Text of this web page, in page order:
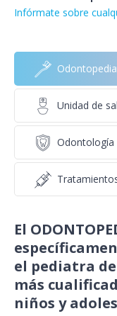
Infórmate sobre
Unidad de
Odontología
El
el pediatra
más
niños y